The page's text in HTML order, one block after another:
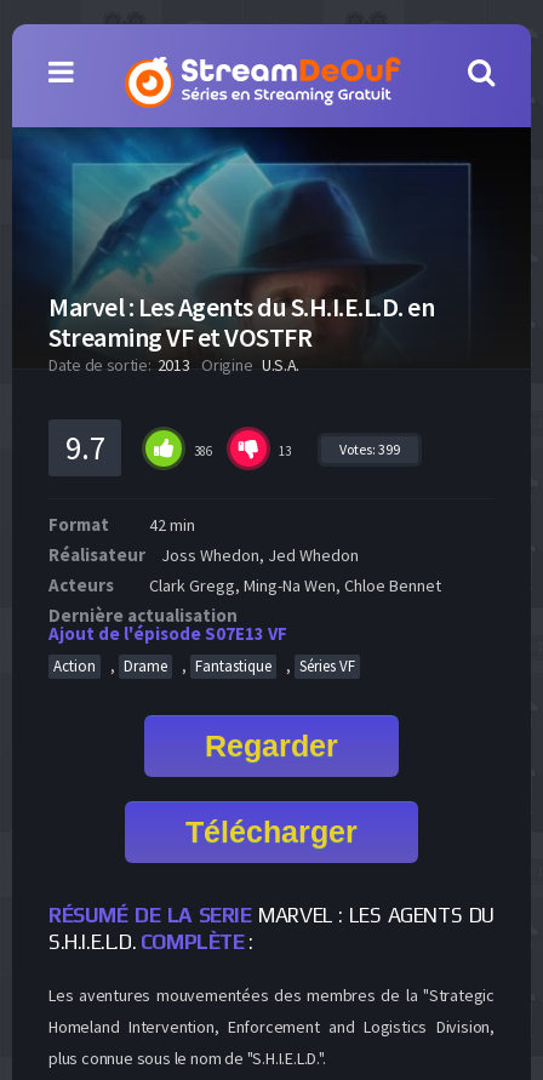
Marvel : Les Agents du S.H.I.E.L.D. en
Streaming VF et VOSTFR
Date de sortie: 2013 Origine U.S.A.
9.7 386 13 Votes: 399
Format 42 min
Réalisateur Joss Whedon, Jed Whedon
Acteurs Clark Gregg, Ming-Na Wen, Chloe Bennet
Dernière actualisation
Ajout de l'épisode S07E13 VF
Action , Drame , Fantastique , Séries VF
Regarder
Télécharger
RÉSUMÉ DE LA SERIEMARVEL : LES AGENTS DU
S.H.I.E.L.D. COMPLÈTE:
Les aventures mouvementées des membres de la "Strategic
Homeland Intervention, Enforcement and Logistics Division,
plus connue sous le nom de "S.H.I.E.L.D.".